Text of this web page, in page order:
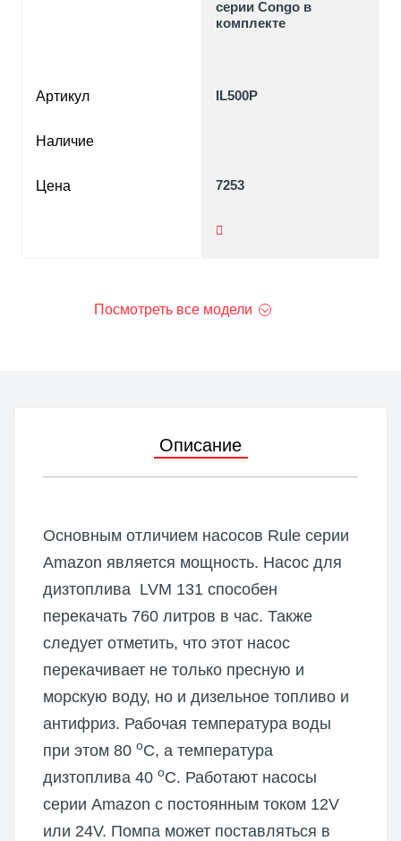
Артикул
Наличие
Цена
серии Congo в
комплекте
IL500P
7253
Посмотреть все модели
Описание
Основным отличием насосов Rule серии
Amazon является мощность. Насос для
дизтоплива LVM 131 способен
перекачать 760 литров в час. Также
следует отметить, что этот насос
перекачивает не только пресную и
морскую воду, но и дизельное топливо и
антифриз. Рабочая температура воды
при этом 80 oС, а температура
дизтоплива 40 oС. Работают насосы
серии Amazon c постоянным током 12V
или 24V. Помпа может поставляться в